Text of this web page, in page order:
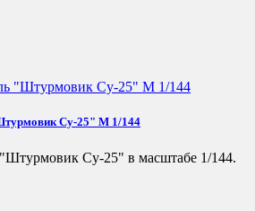
Су-25" М 1/144
Су-25" в масштабе 1/144.